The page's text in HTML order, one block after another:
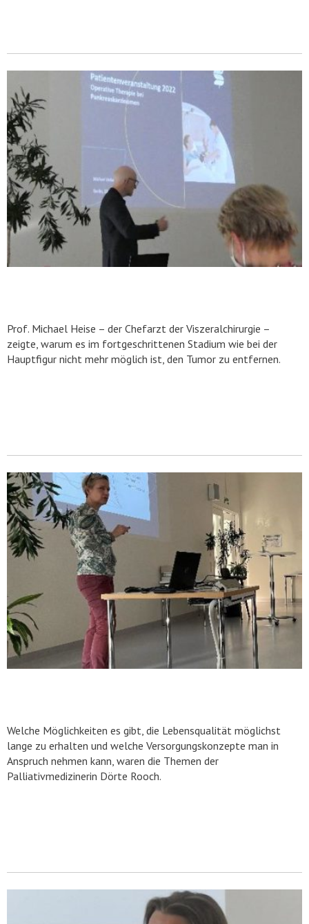
Prof. Michael Heise – der Chefarzt der Viszeralchirurgie –
zeigte, warum es im fortgeschrittenen Stadium wie bei der
Hauptfigur nicht mehr möglich ist, den Tumor zu entfernen.
Welche Möglichkeiten es gibt, die Lebensqualität möglichst
lange zu erhalten und welche Versorgungskonzepte man in
Anspruch nehmen kann, waren die Themen der
Palliativmedizinerin Dörte Rooch.